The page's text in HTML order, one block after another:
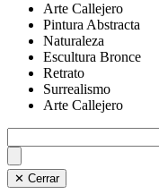
Arte Callejero
Pintura Abstracta
Naturaleza
Escultura Bronce
Retrato
Surrealismo
Arte Callejero
✕ Cerrar